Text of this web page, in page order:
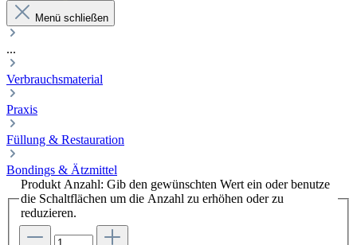
Menü schließen
...
Verbrauchsmaterial
Praxis
Füllung & Restauration
Bondings & Ätzmittel
Produkt Anzahl: Gib den gewünschten Wert ein oder benutze
die Schaltflächen um die Anzahl zu erhöhen oder zu
reduzieren.